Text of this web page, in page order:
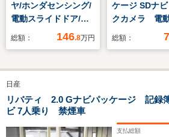
ヤ/ホンダセンシング/
電動スライドドア/車
線逸脱防止支援システ
り防止装置/アイドリ
ングストップ/禁煙車/
エアバッグ 運転席
総額： 146.8万円
ケージ SDナ
クカメラ 電
ドドア シテ
禁煙
トップ スマ
動格納ミラー
総額：
日産
リバティ 2.0 Gナビパッケージ 記録
ビ 7人乗り 禁煙車
支払総額